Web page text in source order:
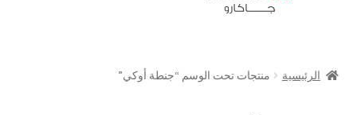
الرئيسية منتجات تحت الوسم “جنطة أوكي”